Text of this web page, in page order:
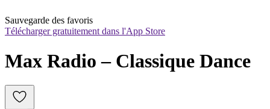
Sauvegarde des favoris
Télécharger gratuitement dans l'App Store
Max Radio – Classique Dance